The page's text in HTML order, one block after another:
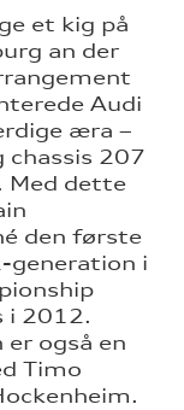
et kig på
an der
Audi
æra –
chassis 207
Med dette
den første
generation i
i 2012.
er også en
Timo